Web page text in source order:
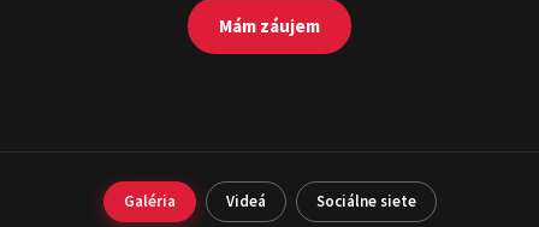
Mám záujem
Galéria Videá Sociálne siete